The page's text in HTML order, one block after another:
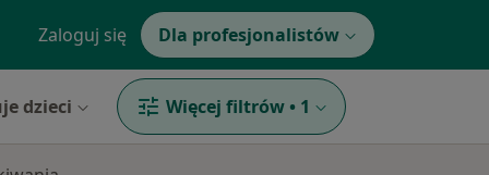
Zaloguj się Dla profesjonalistów
dzieci Więcej filtrów • 1